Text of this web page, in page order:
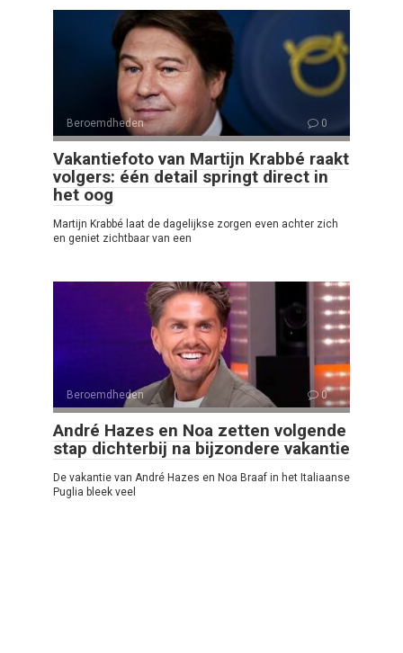
Beroemdheden 0
Vakantiefoto van Martijn Krabbé raakt
volgers: één detail springt direct in
het oog
Martijn Krabbé laat de dagelijkse zorgen even achter zich
en geniet zichtbaar van een
Beroemdheden 0
André Hazes en Noa zetten volgende
stap dichterbij na bijzondere vakantie
De vakantie van André Hazes en Noa Braaf in het Italiaanse
Puglia bleek veel